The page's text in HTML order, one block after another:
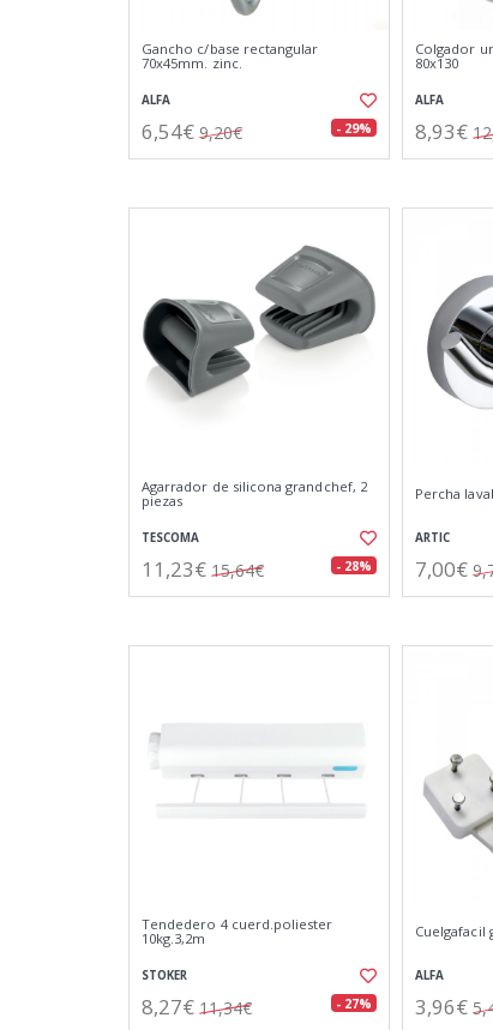
Gancho c/base rectangular
70x45mm. zinc.
ALFA
6,54€ 9,20€ - 29%
Colgador
80x130
ALFA
8,93€
Agarrador de silicona grandchef, 2
piezas
TESCOMA
11,23€ 15,64€ - 28%
Percha
ARTIC
7,00€
Tendedero 4 cuerd.poliester
10kg.3,2m
STOKER
8,27€ 11,34€ - 27%
Cuelgafacil
ALFA
3,96€